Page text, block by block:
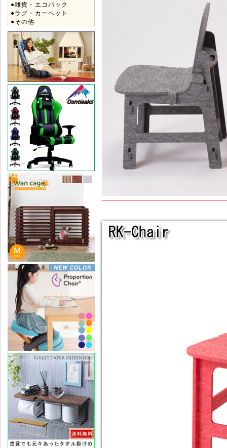
●雑貨・エコバック
●ラグ・カーペット
●その他